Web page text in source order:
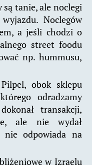
tanie, ale noclegi
Noclegów
a jeśli chodzi o
street foodu
np. hummusu,
obok sklepu
odradzamy
transakcji,
ale nie wydał
odpowiada na
w Izraelu